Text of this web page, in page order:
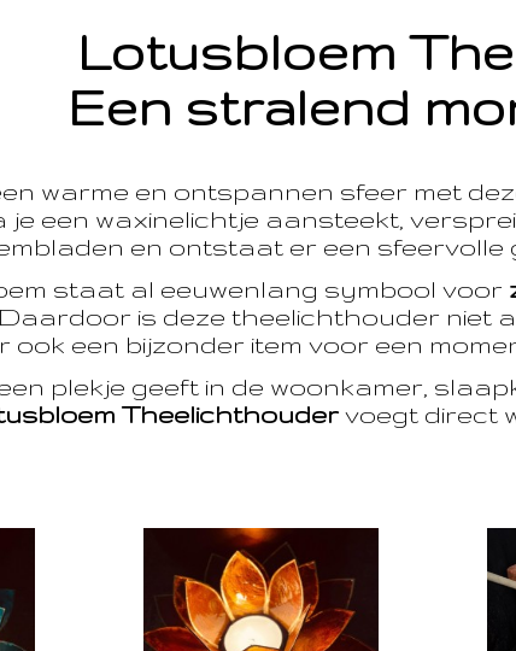
Lotusbloem
Een stralend
warme en ontspannen sfeer met
je een waxinelichtje aansteekt,
en ontstaat er een sfeervolle
staat al eeuwenlang symbool voor
Daardoor is deze theelichthouder niet
ook een bijzonder item voor een
plekje geeft in de woonkamer,
Theelichthouder voegt direct